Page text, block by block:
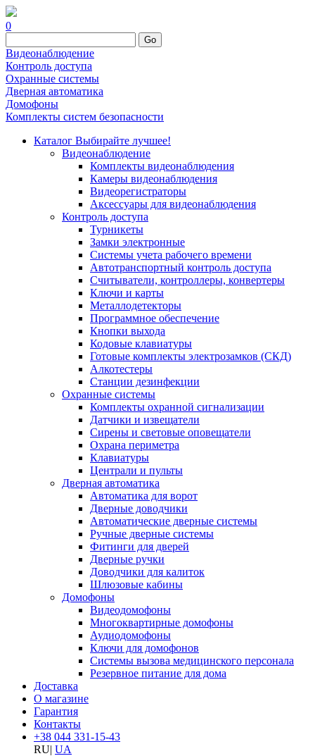
0
Go
Видеонаблюдение
Контроль доступа
Охранные системы
Дверная автоматика
Домофоны
Комплекты систем безопасности
Каталог Выбирайте лучшее!
Видеонаблюдение
Комплекты видеонаблюдения
Камеры видеонаблюдения
Видеорегистраторы
Аксессуары для видеонаблюдения
Контроль доступа
Турникеты
Замки электронные
Системы учета рабочего времени
Автотранспортный контроль доступа
Считыватели, контроллеры, конвертеры
Ключи и карты
Металлодетекторы
Программное обеспечение
Кнопки выхода
Кодовые клавиатуры
Готовые комплекты электрозамков (СКД)
Алкотестеры
Станции дезинфекции
Охранные системы
Комплекты охранной сигнализации
Датчики и извещатели
Сирены и световые оповещатели
Охрана периметра
Клавиатуры
Централи и пульты
Дверная автоматика
Автоматика для ворот
Дверные доводчики
Автоматические дверные системы
Ручные дверные системы
Фитинги для дверей
Дверные ручки
Доводчики для калиток
Шлюзовые кабины
Домофоны
Видеодомофоны
Многоквартирные домофоны
Аудиодомофоны
Ключи для домофонов
Системы вызова медицинского персонала
Резервное питание для дома
Доставка
О магазине
Гарантия
Контакты
+38 044 331-15-43
RU| UA